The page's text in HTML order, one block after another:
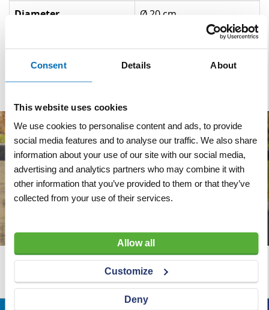
Consent Details About
This website uses cookies
We use cookies to personalise content and ads, to provide
social media features and to analyse our traffic. We also share
information about your use of our site with our social media,
advertising and analytics partners who may combine it with
other information that you’ve provided to them or that they’ve
collected from your use of their services.
Allow all
Customize
Deny
Diameter Ø 20 cm
Reflectieklasse R2 (klasse 2)
Wij adviseren u graag